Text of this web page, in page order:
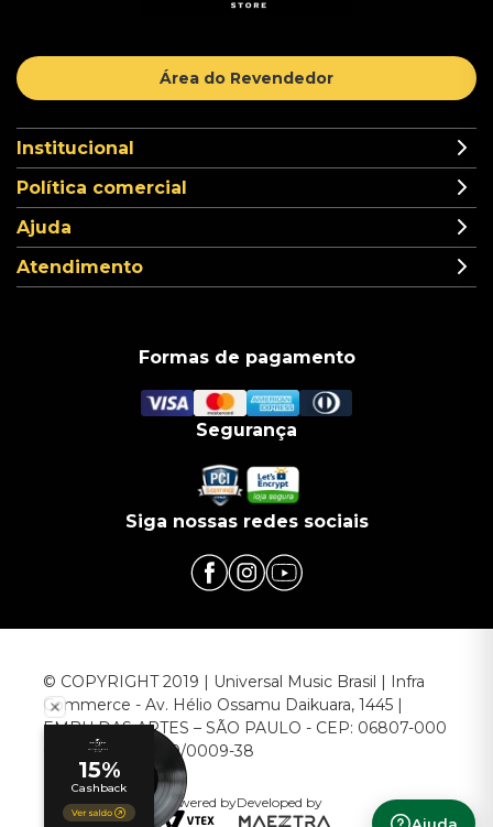
Ajuda
Área do Revendedor
Institucional
Política comercial
Ajuda
Atendimento
Formas de pagamento
Segurança
Siga nossas redes sociais
© COPYRIGHT 2019 | Universal Music Brasil | Infra
Commerce - Av. Hélio Ossamu Daikuara, 1445 |
EMBU DAS ARTES – SÃO PAULO - CEP: 06807-000
CNPJ: 00.952.789/0009-38
Powered byDeveloped by